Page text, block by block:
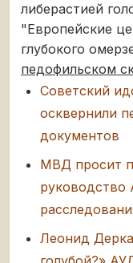
либерастией
"Европейские
глубокого
педофильском
Советский
осквернили
документов
МВД просит
руководство
Леонид